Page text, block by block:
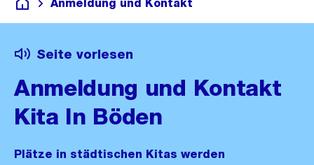
Kita In Böden
Anmeldung und Kontakt
Seite vorlesen
Anmeldung und Kontakt
Kita In Böden
Plätze in städtischen Kitas werden